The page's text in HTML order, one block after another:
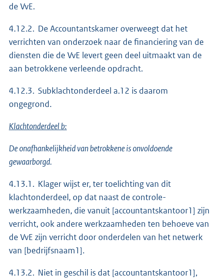
de VvE.
4.12.2. De Accountantskamer overweegt dat het
verrichten van onderzoek naar de financiering van de
diensten die de VvE levert geen deel uitmaakt van de
aan betrokkene verleende opdracht.
4.12.3. Subklachtonderdeel a.12 is daarom
ongegrond.
Klachtonderdeel b:
De onafhankelijkheid van betrokkene is onvoldoende
gewaarborgd.
4.13.1. Klager wijst er, ter toelichting van dit
klachtonderdeel, op dat naast de controle-
werkzaamheden, die vanuit [accountantskantoor1] zijn
verricht, ook andere werkzaamheden ten behoeve van
de VvE zijn verricht door onderdelen van het netwerk
van [bedrijfsnaam1].
4.13.2. Niet in geschil is dat [accountantskantoor1],